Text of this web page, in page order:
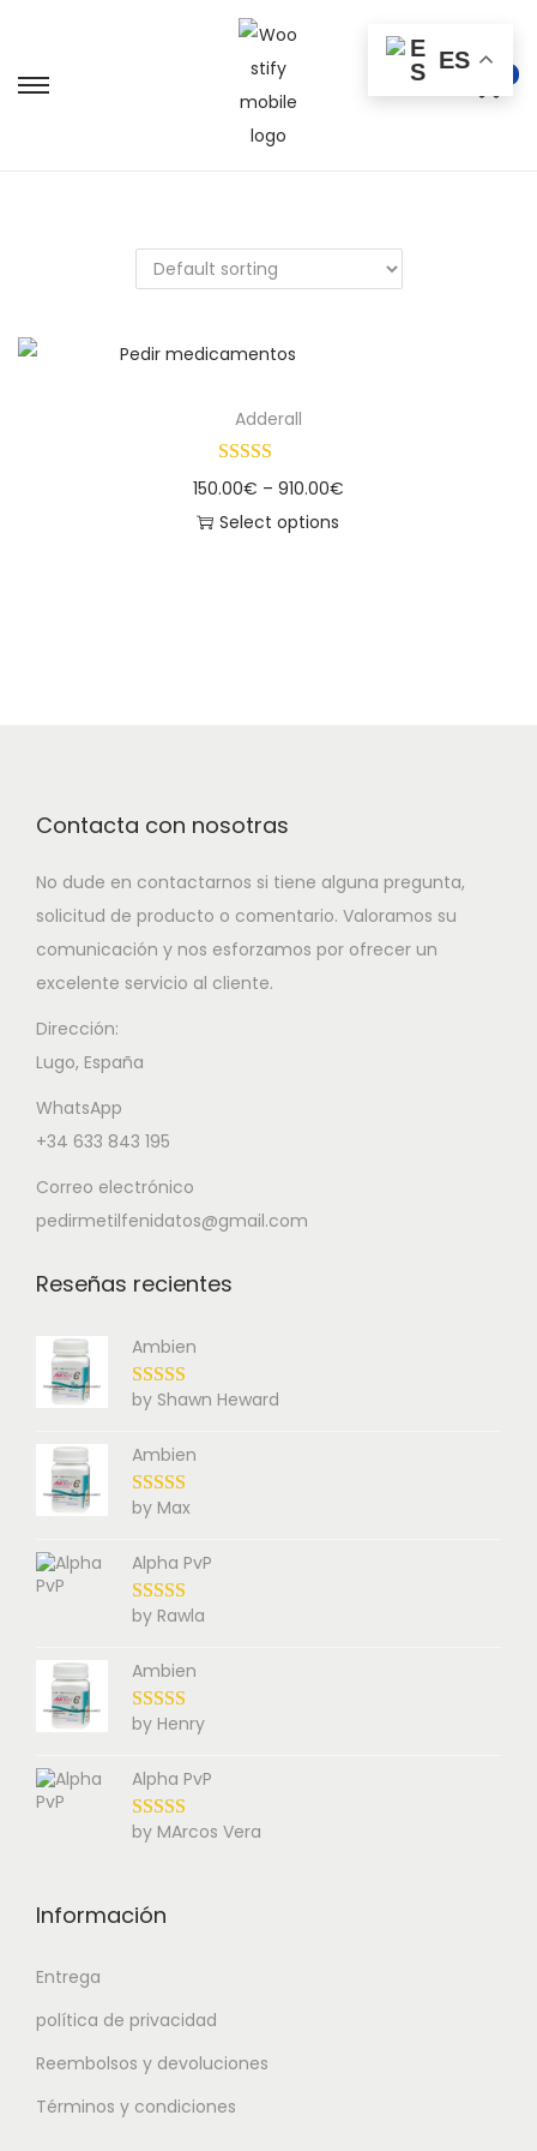
Adderall
150.00€ – 910.00€
Select options
Contacta con nosotras
No dude en contactarnos si tiene alguna pregunta,
solicitud de producto o comentario. Valoramos su
comunicación y nos esforzamos por ofrecer un
excelente servicio al cliente.
Dirección:
Lugo, España
WhatsApp
+34 633 843 195
Correo electrónico
pedirmetilfenidatos@gmail.com
Reseñas recientes
Ambien
by Shawn Heward
Ambien
by Max
Alpha PvP
by Rawla
Ambien
by Henry
Alpha PvP
by MArcos Vera
Información
Entrega
política de privacidad
Reembolsos y devoluciones
Términos y condiciones
ES